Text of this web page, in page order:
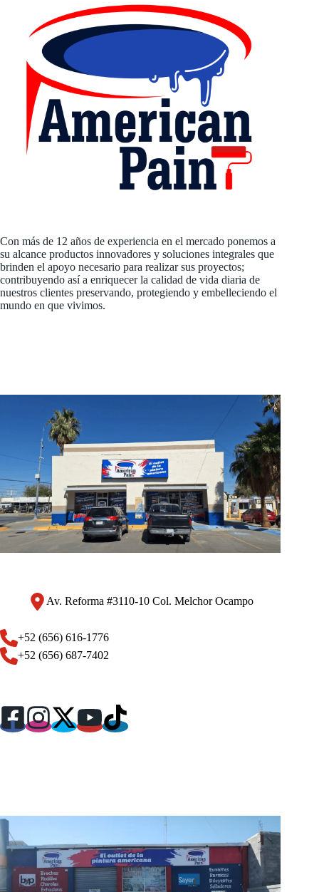
Con más de 12 años de experiencia en el mercado ponemos a
su alcance productos innovadores y soluciones integrales que
brinden el apoyo necesario para realizar sus proyectos;
contribuyendo así a enriquecer la calidad de vida diaria de
nuestros clientes preservando, protegiendo y embelleciendo el
mundo en que vivimos.
Av. Reforma #3110-10 Col. Melchor Ocampo
+52 (656) 616-1776
+52 (656) 687-7402